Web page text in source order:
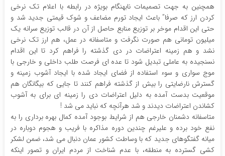
همچنین به جهت تصمیمات نابهنگام بویژه در رابطه با اعلام تک نرخی
کردن ارز که صرفا” باعث ایجاد تورم مضاعف و شوک قیمتی جدید شد و
حتی این اقدام موخر بر توزیع منابع حاصل از آن در قالب توزیع سرانه یک
میلیون تومانی هم صورت نگرفت و متاسفانه در عمل، هم ارز تک نرخی
نشد و هم زمینه اعتراضات در دی گذشته را فراهم کرد تا این اقدام
نسنجیده به عاملی تبدیل شود تا عده ای فرصت طلب داخلی و خارجی با
موج سواری و سوء استفاده از فضای ایجاد شده با ایجاد آشوب زمینه و
گسترش نارضایتی را بیش از گذشته فراهم کنند تا جایی که بیگانگان هم
موقعیت بدست آمده به دلیل اعتراضات دی را زمینه ای برای به آشوب
کشاندن اعتراضات دیدند و شد هرآنچه که نباید می شد !
متاسفانه دشمنان خارجی هم از شرایط بوجود آمده کمال بهره برداری را به
نفع خود برده و علیرغم چندین دوره مذاکره با فریب و هجوم دوباره در
میانه گفتگوهای جدید که با وساطت کشور عمان دنبال می شد، ضمن لشکر
کشی گسترده به منطقه، با عدم شناخت از مردم ایران و تصور اینکه